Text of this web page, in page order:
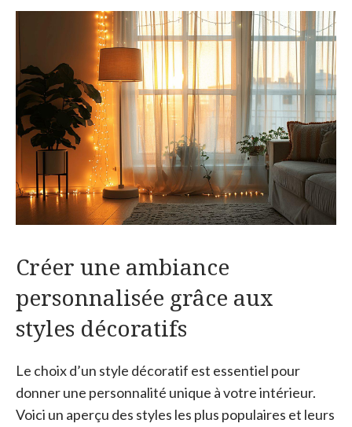
Créer une ambiance
personnalisée grâce aux
styles décoratifs
Le choix d’un style décoratif est essentiel pour
donner une personnalité unique à votre intérieur.
Voici un aperçu des styles les plus populaires et leurs